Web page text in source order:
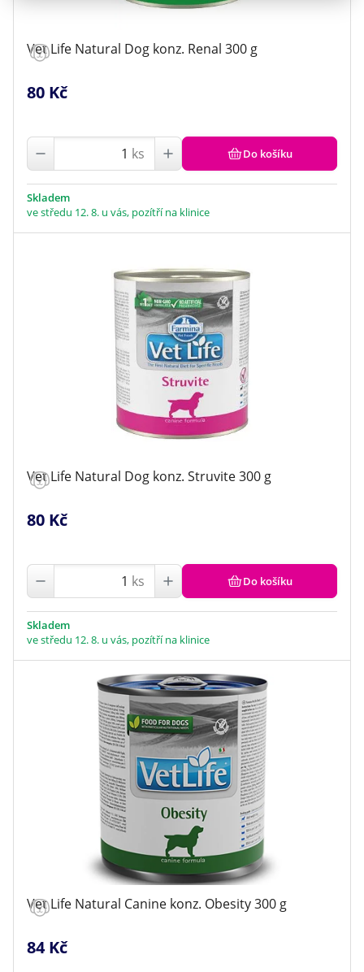
Vet Life Natural Dog konz. Renal 300 g
80 Kč
ks Do košíku
Skladem
ve středu 12. 8. u vás, pozítří na klinice
Vet Life Natural Dog konz. Struvite 300 g
80 Kč
ks Do košíku
Skladem
ve středu 12. 8. u vás, pozítří na klinice
Vet Life Natural Canine konz. Obesity 300 g
84 Kč